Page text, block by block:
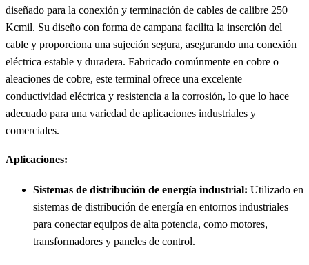
diseñado para la conexión y terminación de cables de calibre 250
Kcmil. Su diseño con forma de campana facilita la inserción del
cable y proporciona una sujeción segura, asegurando una conexión
eléctrica estable y duradera. Fabricado comúnmente en cobre o
aleaciones de cobre, este terminal ofrece una excelente
conductividad eléctrica y resistencia a la corrosión, lo que lo hace
adecuado para una variedad de aplicaciones industriales y
comerciales.
Aplicaciones:
Sistemas de distribución de energía industrial: Utilizado en
sistemas de distribución de energía en entornos industriales
para conectar equipos de alta potencia, como motores,
transformadores y paneles de control.